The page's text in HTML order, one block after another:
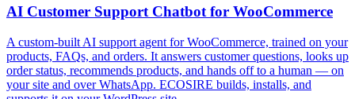
AI Customer Support Chatbot for WooCommerce
A custom-built AI support agent for WooCommerce, trained on your
products, FAQs, and orders. It answers customer questions, looks up
order status, recommends products, and hands off to a human — on
your site and over WhatsApp. ECOSIRE builds, installs, and